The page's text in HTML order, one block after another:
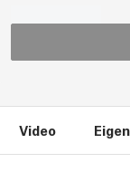
Video